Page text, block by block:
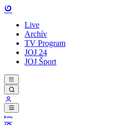
Live
Archív
TV Program
JOJ 24
JOJ Šport